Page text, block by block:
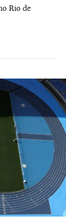
Rio de